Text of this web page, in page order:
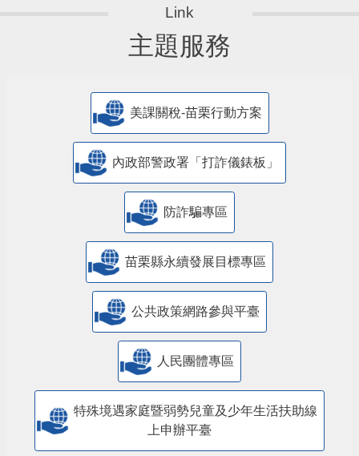
主題服務
美課關稅-苗栗行動方案
內政部警政署「打詐儀錶板」
防詐騙專區
苗栗縣永續發展目標專區
公共政策網路參與平臺
人民團體專區
特殊境遇家庭暨弱勢兒童及少年生活扶助線
上申辦平臺